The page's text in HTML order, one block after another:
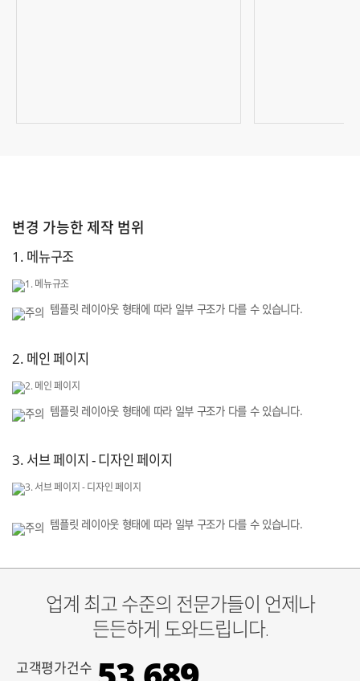
변경 가능한 제작 범위
1. 메뉴구조
템플릿 레이아웃 형태에 따라 일부 구조가 다를 수 있습니다.
2. 메인 페이지
템플릿 레이아웃 형태에 따라 일부 구조가 다를 수 있습니다.
3. 서브 페이지 - 디자인 페이지
템플릿 레이아웃 형태에 따라 일부 구조가 다를 수 있습니다.
업계 최고 수준의 전문가들이 언제나
든든하게 도와드립니다.
고객평가건수